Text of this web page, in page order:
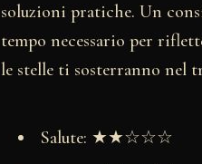
soluzioni pratiche. Un
tempo necessario per
le stelle ti sosterranno nel
Salute: ★★☆☆☆